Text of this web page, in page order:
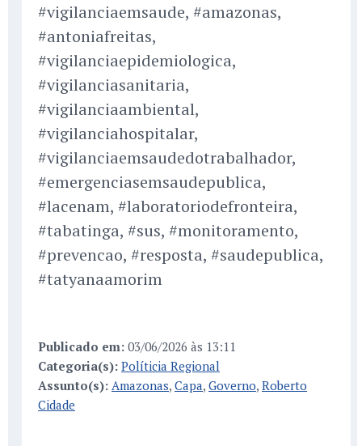
#vigilanciaemsaude, #amazonas,
#antoniafreitas,
#vigilanciaepidemiologica,
#vigilanciasanitaria,
#vigilanciaambiental,
#vigilanciahospitalar,
#vigilanciaemsaudedotrabalhador,
#emergenciasemsaudepublica,
#lacenam, #laboratoriodefronteira,
#tabatinga, #sus, #monitoramento,
#prevencao, #resposta, #saudepublica,
#tatyanaamorim
Publicado em: 03/06/2026 às 13:11
Categoria(s): Políticia Regional
Assunto(s): Amazonas, Capa, Governo, Roberto
Cidade